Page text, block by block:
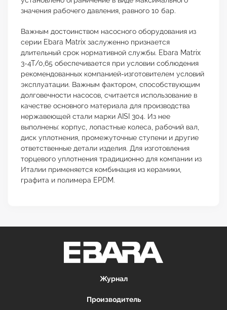
значения рабочего давления, равного 10 бар.
Важным достоинством насосного оборудования из
серии Ebara Matrix заслуженно признается
длительный срок нормативной службы. Ebara Matrix
3-4T/0,65 обеспечивается при условии соблюдения
рекомендованных компанией-изготовителем условий
эксплуатации. Важным фактором, способствующим
долговечности насосов, считается использование в
качестве основного материала для производства
нержавеющей стали марки AISI 304. Из нее
выполнены: корпус, лопастные колеса, рабочий вал,
диск уплотнения, промежуточные ступени и другие
ответственные детали изделия. Для изготовления
торцевого уплотнения традиционно для компании из
Италии применяется комбинация из керамики,
графита и полимера EPDM.
Журнал
Производитель